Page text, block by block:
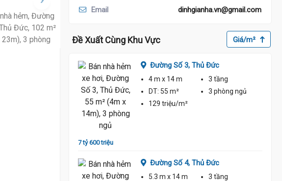
Email dinhgianha.vn@gmail.com
Đề Xuất Cùng Khu Vực Giá/m²
7 tỷ 600 triệu
Đường Số 3, Thủ Đức
4 m x 14 m
3 tầng
DT: 55 m² 3 phòng ngủ
129 triệu/m²
Đường Số 4, Thủ Đức
5.3 m x 14 m
3 tầng